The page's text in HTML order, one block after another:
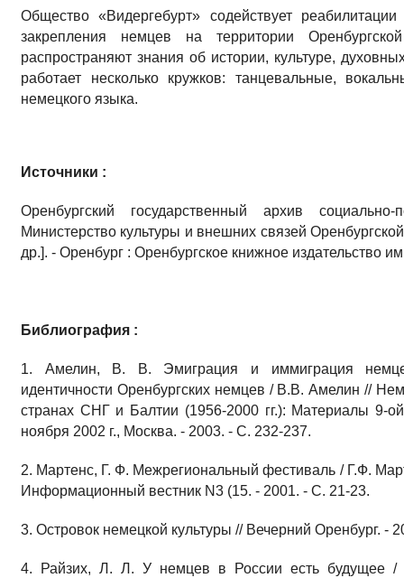
Общество «Видергебурт» содействует
закрепления немцев на территории
распространяют знания об истории, культуре,
работает несколько кружков: танцевальные,
немецкого языка.
Источники :
Оренбургский государственный архив
Министерство культуры и внешних связей
др.]. - Оренбург : Оренбургское книжное издательство
Библиография :
1. Амелин, В. В. Эмиграция и иммиграция
идентичности Оренбургских немцев / В.В. Амелин //
странах СНГ и Балтии (1956-2000 гг.): Материалы 9-
ноября 2002 г., Москва. - 2003. - С. 232-237.
2. Мартенс, Г. Ф. Межрегиональный фестиваль / Г.Ф.
Информационный вестник N3 (15. - 2001. - С. 21-23.
3. Островок немецкой культуры // Вечерний Оренбург. -
4. Райзих, Л. Л. У немцев в России есть будущее